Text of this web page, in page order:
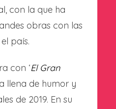
con la que ha
obras con las
país.
con ‘El Gran
llena de humor y
de 2019. En su